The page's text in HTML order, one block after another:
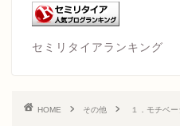
セミリタイアランキング
HOME その他 １．モチベ